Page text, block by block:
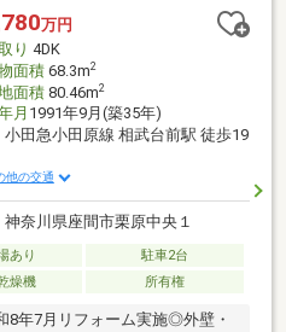
ます。●2階の南東側の2箇所に
●カースペースに2台駐車可能(車
万円
り 4DK
面積68.3m2
面積80.46m2
月 1991年9月(築35年)
小田急小田原線 相武台前駅 徒歩19
他の交通
神奈川県座間市栗原中央１
あり
駐車2台
燥機 所有権
年7月リフォーム実施◎外壁・